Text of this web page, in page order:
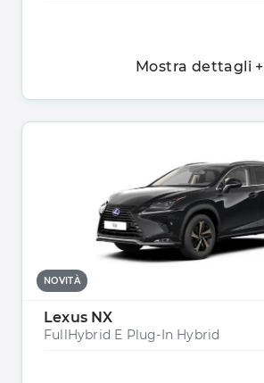
Mostra dettagli +
NOVITÀ
Lexus NX
FullHybrid E Plug-In Hybrid